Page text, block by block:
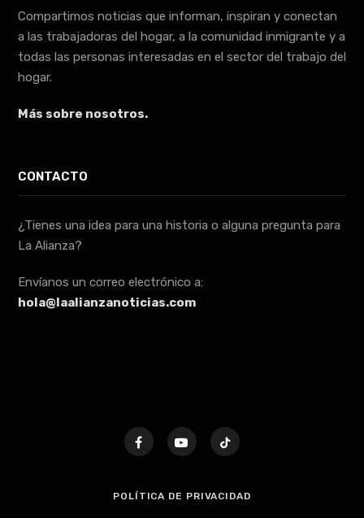
Compartimos noticias que informan, inspiran y conectan
a las trabajadoras del hogar, a la comunidad inmigrante y a
todas las personas interesadas en el sector del trabajo del
hogar.
Más sobre nosotros.
CONTACTO
¿Tienes una idea para una historia o alguna pregunta para
La Alianza?
Envíanos un correo electrónico a:
hola@laalianzanoticias.com
POLÍTICA DE PRIVACIDAD